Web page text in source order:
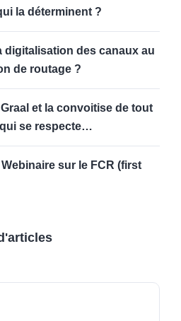
la déterminent ?
digitalisation des canaux au
de routage ?
Graal et la convoitise de tout
se respecte…
sur le FCR (first